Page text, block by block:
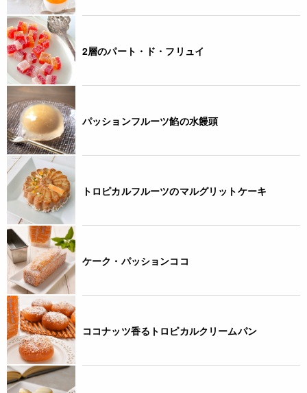
2層のパート・ド・フリュイ
パッションフルーツ餡の水饅頭
トロピカルフルーツのマルグリットケーキ
ケーク・パッションココ
ココナッツ香るトロピカルクリームパン